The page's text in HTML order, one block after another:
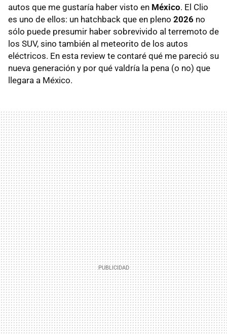
autos que me gustaría haber visto en México. El Clio
es uno de ellos: un hatchback que en pleno 2026 no
sólo puede presumir haber sobrevivido al terremoto de
los SUV, sino también al meteorito de los autos
eléctricos. En esta review te contaré qué me pareció su
nueva generación y por qué valdría la pena (o no) que
llegara a México.